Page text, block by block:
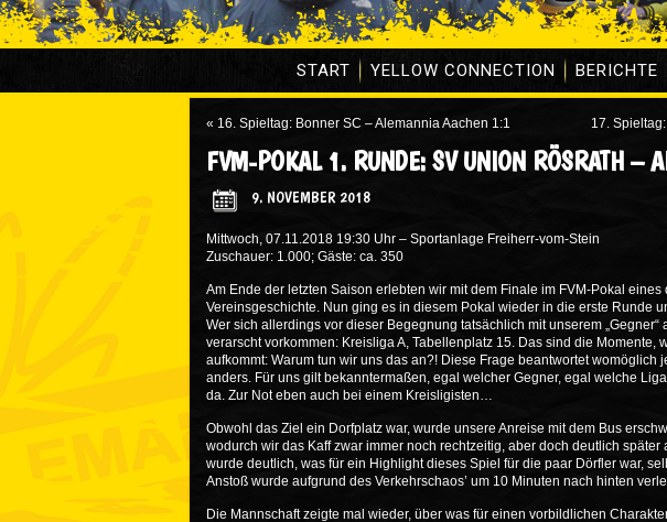
START YELLOW CONNECTION BERICHTE
« 16. Spieltag: Bonner SC – Alemannia Aachen 1:1 17.
FVM-POKAL 1. RUNDE: SV UNION RÖSRATH –
9. NOVEMBER 2018
Mittwoch, 07.11.2018 19:30 Uhr – Sportanlage Freiherr-vom-Stein
Zuschauer: 1.000; Gäste: ca. 350
Am Ende der letzten Saison erlebten wir mit dem Finale im FVM-Pokal
Vereinsgeschichte. Nun ging es in diesem Pokal wieder in die erste Runde
Wer sich allerdings vor dieser Begegnung tatsächlich mit unserem
verarscht vorkommen: Kreisliga A, Tabellenplatz 15. Das sind die
aufkommt: Warum tun wir uns das an?! Diese Frage beantwortet womöglich
anders. Für uns gilt bekanntermaßen, egal welcher Gegner, egal welche
da. Zur Not eben auch bei einem Kreisligisten…
Obwohl das Ziel ein Dorfplatz war, wurde unsere Anreise mit dem Bus
wodurch wir das Kaff zwar immer noch rechtzeitig, aber doch deutlich
wurde deutlich, was für ein Highlight dieses Spiel für die paar Dörfler war,
Anstoß wurde aufgrund des Verkehrschaos’ um 10 Minuten nach hinten
Die Mannschaft zeigte mal wieder, über was für einen vorbildlichen